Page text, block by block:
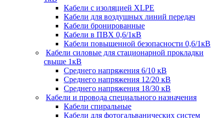
Кабели c изоляцией XLPE
Кабели для воздушных линий передач
Кабели бронированные
Кабели в ПВХ 0,6/1кВ
Кабели повышенной безопасности 0,6/1кВ
Кабели силовые для стационарной прокладки
свыше 1кВ
Среднего напряжения 6/10 кВ
Среднего напряжения 12/20 кВ
Среднего напряжения 18/30 кВ
Кабели и провода специального назначения
Кабели спиральные
Кабели для фотогальванических систем